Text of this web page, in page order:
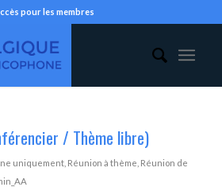
pour les membres
/ Thème libre)
uniquement, Réunion à thème Réunion de